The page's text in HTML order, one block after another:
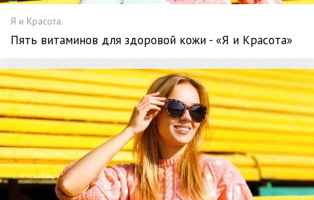
Я и Красота.
Пять витаминов для здоровой кожи - «Я и Красота»